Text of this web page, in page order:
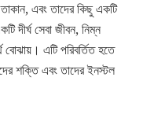
এবং তাদের কিছু একটি
দীর্ঘ সেবা জীবন, নিম্ন
এটি পরিবর্তিত হতে
শক্তি এবং তাদের ইনস্টল